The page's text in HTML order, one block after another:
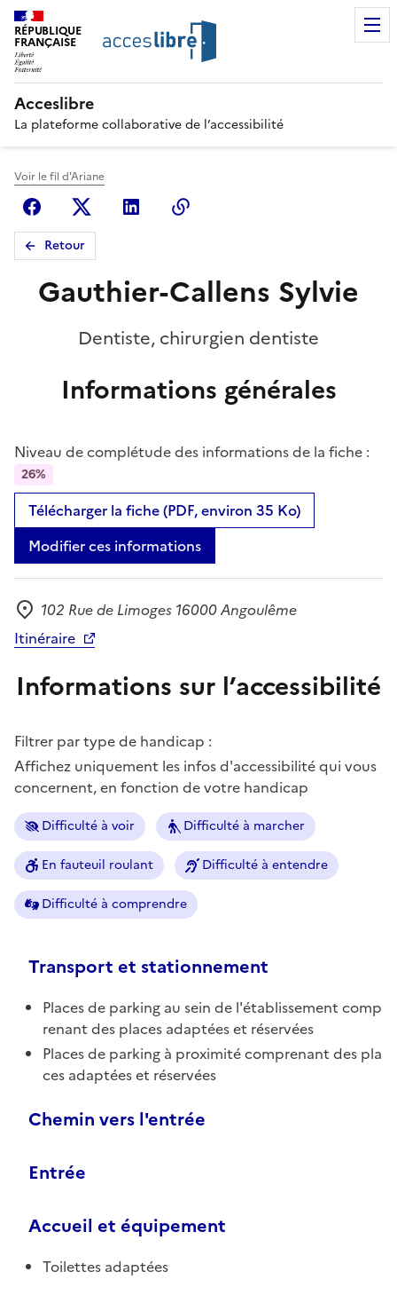
RÉPUBLIQUE
FRANÇAISE
Acceslibre
La plateforme collaborative de l’accessibilité
Voir le fil d'Ariane
FacebookX (anciennement Twitter)
Linkedin
Retour
Gauthier-Callens Sylvie
Dentiste, chirurgien dentiste
Informations générales
Niveau de complétude des informations de la fiche :
26%
Télécharger la fiche (PDF, environ 35 Ko)
Modifier ces informations
Adresse
102 Rue de Limoges 16000 Angoulême
Itinéraire
Informations sur l’accessibilité
Filtrer par type de handicap :
Affichez uniquement les infos d'accessibilité qui vous
concernent, en fonction de votre handicap
Difficulté à voir Difficulté à marcher
En fauteuil roulant Difficulté à entendre
Difficulté à comprendre
Transport et stationnement
Places de parking au sein de l'établissement comp
renant des places adaptées et réservées
Places de parking à proximité comprenant des pla
ces adaptées et réservées
Chemin vers l'entrée
Entrée
Accueil et équipement
Toilettes adaptées